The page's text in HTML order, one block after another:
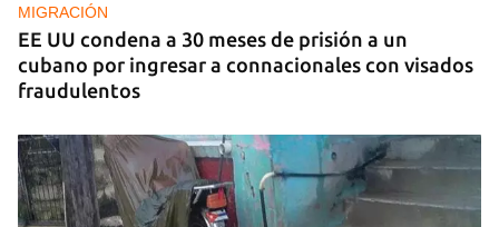
MIGRACIÓN
EE UU condena a 30 meses de prisión a un
cubano por ingresar a connacionales con visados
fraudulentos